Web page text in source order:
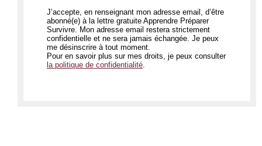
J’accepte, en renseignant mon adresse email, d’être
abonné(e) à la lettre gratuite Apprendre Préparer
Survivre. Mon adresse email restera strictement
confidentielle et ne sera jamais échangée. Je peux
me désinscrire à tout moment.
Pour en savoir plus sur mes droits, je peux consulter
la politique de confidentialité.